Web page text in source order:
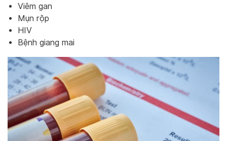
Viêm gan
Mụn rộp
HIV
Bệnh giang mai